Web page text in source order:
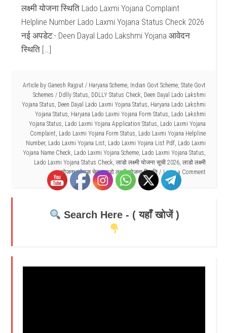
लक्ष्मी योजना स्थिति Lado Laxmi Yojana Complaint
Helpline Number Lado Laxmi Yojana Status Check 2026
नई अपडेट:- Deen Dayal Lado Lakshmi Yojana आवेदन
स्थिति […]
Article by Ganesh Rajput / Haryana Scheme, Indian Govt Scheme, State Govt
Schemes / Ddlly Status, DDLLY Status Check, Deen Dayal Lado Lakshmi
Yojana Status, Deen Dayal Lado Laxmi Yojana Status, Haryana Lado Lakshmi
Yojana Status, Haryana Lado Laxmi Yojana Form Status, Lado Lakshmi
Yojana Status, Lado Laxmi Yojana Application Status, Lado Laxmi Yojana
Complaint, Lado Laxmi Yojana Form Status, Lado Laxmi Yojana Helpline
Number, Lado Laxmi Yojana List, Lado Laxmi Yojana List Pdf, Lado Laxmi
Yojana Name Check, Lado Laxmi Yojana Scheme, Lado Laxmi Yojana Status,
Lado Laxmi Yojana Status Check, लाडो लक्ष्मी योजना सूची 2026, लाडो लक्ष्मी
योजना स्टेटस चेक,लाडो लक्ष्मी योजना स्थिति Leave a Comment
Search Here - ( यहाँ खोजें )